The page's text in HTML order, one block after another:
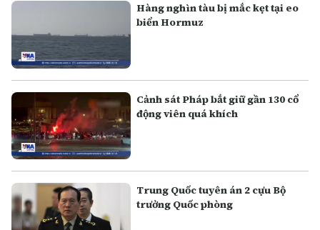
Hàng nghìn tàu bị mắc kẹt tại eo
biển Hormuz
Cảnh sát Pháp bắt giữ gần 130 cổ
động viên quá khích
Trung Quốc tuyên án 2 cựu Bộ
trưởng Quốc phòng